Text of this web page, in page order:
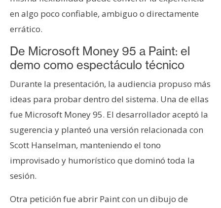
en algo poco confiable, ambiguo o directamente
errático.
De Microsoft Money 95 a Paint: el
demo como espectáculo técnico
Durante la presentación, la audiencia propuso más
ideas para probar dentro del sistema. Una de ellas
fue Microsoft Money 95. El desarrollador aceptó la
sugerencia y planteó una versión relacionada con
Scott Hanselman, manteniendo el tono
improvisado y humorístico que dominó toda la
sesión.
Otra petición fue abrir Paint con un dibujo de